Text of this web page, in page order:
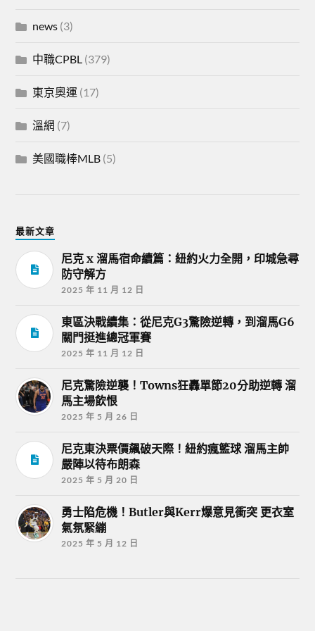
news (3)
中職CPBL (379)
東京奧運 (17)
溫網 (7)
美國職棒MLB (5)
最新文章
尼克 x 溜馬宿命續篇：紐約火力全開，印城急尋
防守解方
2025 年 11 月 12 日
東區決戰續集：從尼克G3驚險逆轉，到溜馬G6
關門挺進總冠軍賽
2025 年 11 月 12 日
尼克驚險逆襲！Towns狂轟單節20分助逆轉 溜
馬主場飲恨
2025 年 5 月 26 日
尼克東決票價飆破天際！紐約瘋籃球 溜馬主帥
嚴陣以待布朗森
2025 年 5 月 20 日
勇士陷危機！Butler與Kerr爆意見衝突 更衣室
氣氛緊繃
2025 年 5 月 12 日